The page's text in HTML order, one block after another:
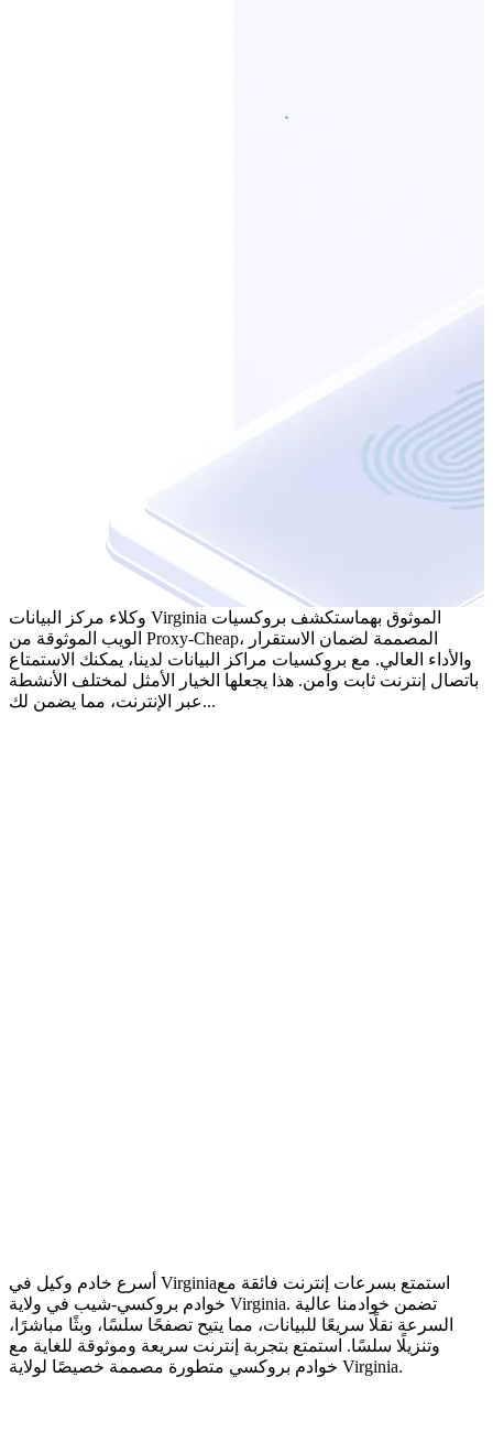
وكلاء مركز البيانات Virginia الموثوق بهماستكشف بروكسيات
الويب الموثوقة من Proxy-Cheap، المصممة لضمان الاستقرار
والأداء العالي. مع بروكسيات مراكز البيانات لدينا، يمكنك الاستمتاع
باتصال إنترنت ثابت وآمن. هذا يجعلها الخيار الأمثل لمختلف الأنشطة
عبر الإنترنت، مما يضمن لك...
أسرع خادم وكيل في Virginiaاستمتع بسرعات إنترنت فائقة مع
خوادم بروكسي-شيب في ولاية Virginia. تضمن خوادمنا عالية
السرعة نقلًا سريعًا للبيانات، مما يتيح تصفحًا سلسًا، وبثًا مباشرًا،
وتنزيلًا سلسًا. استمتع بتجربة إنترنت سريعة وموثوقة للغاية مع
خوادم بروكسي متطورة مصممة خصيصًا لولاية Virginia.